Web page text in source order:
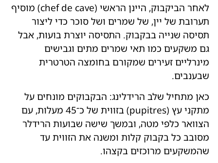
לאחר הביקבוק, היינן הראשי (chef de cave) מוסיף
תערובת של יין, של שמרים ושל סוכר כדי ליצור
תסיסה שנייה בבקבוק. התסיסה יוצרת בועות, אבל
גם משקעים כמו תאי שמרים מתים וגבישים
מינרליים זעירים שמקורם בחומצה הטרטרית
שבענבים.
כאן מתחיל שלב הרידלינג: הבקבוקים מונחים על
מתקני עץ (pupitres) בזווית של כ־45 מעלות, עם
הצוואר כלפי מטה, ובמשך שישה שבועות הרידלר
מסובב כל בקבוק קלות ומשנה את הזווית עד
שהמשקעים מרוכזים בקצהו.